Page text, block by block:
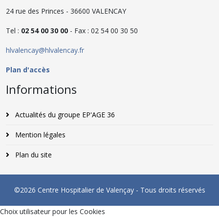
24 rue des Princes - 36600 VALENCAY
Tel : 02 54 00 30 00 - Fax : 02 54 00 30 50
hlvalencay@hlvalencay.fr
Plan d'accès
Informations
Actualités du groupe EP'AGE 36
Mention légales
Plan du site
©2026 Centre Hospitalier de Valençay - Tous droits réservés
Choix utilisateur pour les Cookies